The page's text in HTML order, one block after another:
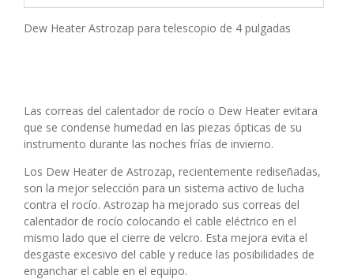
Dew Heater Astrozap para telescopio de 4 pulgadas
Las correas del calentador de rocío o Dew Heater evitara
que se condense humedad en las piezas ópticas de su
instrumento durante las noches frías de invierno.
Los Dew Heater de Astrozap, recientemente rediseñadas,
son la mejor selección para un sistema activo de lucha
contra el rocío. Astrozap ha mejorado sus correas del
calentador de rocío colocando el cable eléctrico en el
mismo lado que el cierre de velcro. Esta mejora evita el
desgaste excesivo del cable y reduce las posibilidades de
enganchar el cable en el equipo.